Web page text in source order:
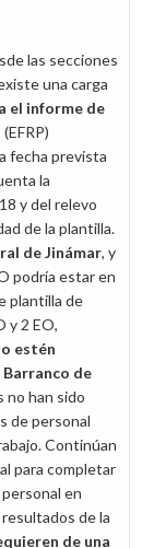
las secciones
una carga
el informe de
(EFRP)
fecha prevista
la
y del relevo
de la plantilla.
de Jinámar, y
podría estar en
plantilla de
y 2 EO,
estén
de
no han sido
de personal
Continúan
para completar
en
de la
de una